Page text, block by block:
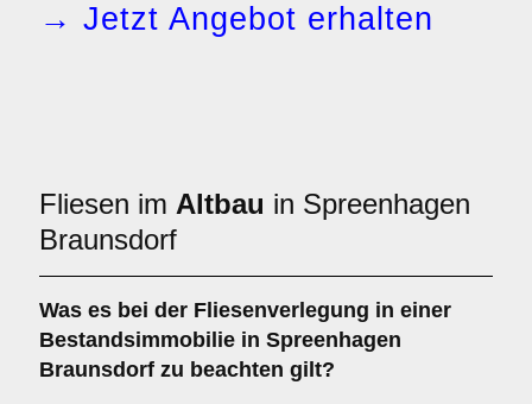
→ Jetzt Angebot erhalten
Fliesen im Altbau in Spreenhagen
Braunsdorf
Was es bei der Fliesenverlegung in einer
Bestandsimmobilie in Spreenhagen
Braunsdorf zu beachten gilt?